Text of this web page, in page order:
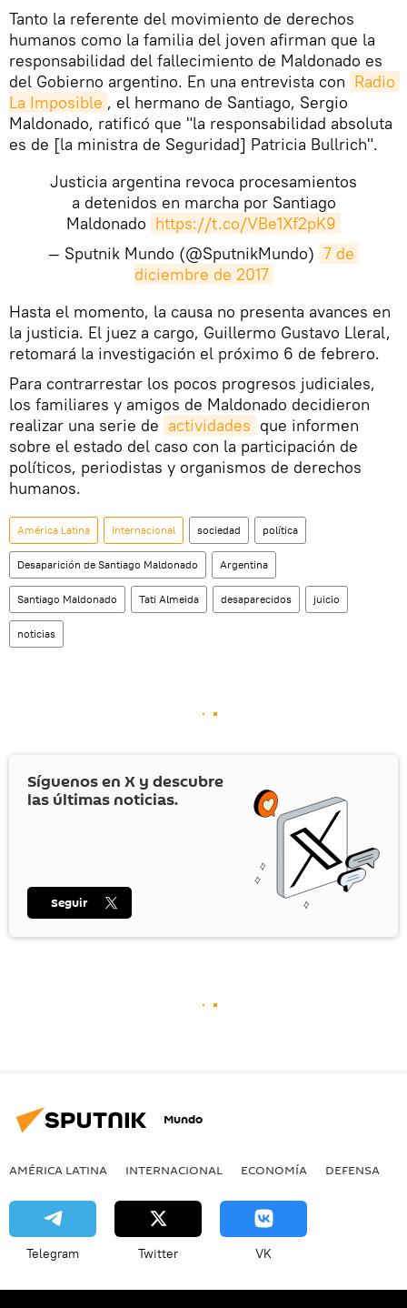
Tanto la referente del movimiento de derechos
humanos como la familia del joven afirman que la
responsabilidad del fallecimiento de Maldonado es
del Gobierno argentino. En una entrevista con Radio
La Imposible , el hermano de Santiago, Sergio
Maldonado, ratificó que "la responsabilidad absoluta
es de [la ministra de Seguridad] Patricia Bullrich".
Justicia argentina revoca procesamientos
a detenidos en marcha por Santiago
Maldonado https://t.co/VBe1Xf2pK9
— Sputnik Mundo (@SputnikMundo) 7 de
diciembre de 2017
​Hasta el momento, la causa no presenta avances en
la justicia. El juez a cargo, Guillermo Gustavo Lleral,
retomará la investigación el próximo 6 de febrero.
Para contrarrestar los pocos progresos judiciales,
los familiares y amigos de Maldonado decidieron
realizar una serie de actividades que informen
sobre el estado del caso con la participación de
políticos, periodistas y organismos de derechos
humanos.
América Latina Internacional sociedad política
Desaparición de Santiago Maldonado Argentina
Santiago Maldonado Tati Almeida desaparecidos juicio
noticias
Síguenos en X y descubre
las últimas noticias.
Seguir
Mundo
AMÉRICA LATINA INTERNACIONAL ECONOMÍA DEFENSA
Telegram Twitter VK